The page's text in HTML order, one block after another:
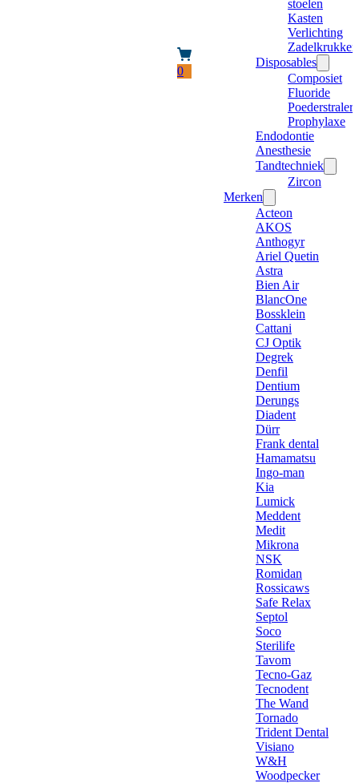
0
stoelen
Kasten
Verlichting
Zadelkrukken
Disposables
Composiet
Fluoride
Poederstraler
Prophylaxe
Endodontie
Anesthesie
Tandtechniek
Zircon
Merken
Acteon
AKOS
Anthogyr
Ariel Quetin
Astra
Bien Air
BlancOne
Bossklein
Cattani
CJ Optik
Degrek
Denfil
Dentium
Derungs
Diadent
Dürr
Frank dental
Hamamatsu
Ingo-man
Kia
Lumick
Meddent
Medit
Mikrona
NSK
Romidan
Rossicaws
Safe Relax
Septol
Soco
Sterilife
Tavom
Tecno-Gaz
Tecnodent
The Wand
Tornado
Trident Dental
Visiano
W&H
Woodpecker